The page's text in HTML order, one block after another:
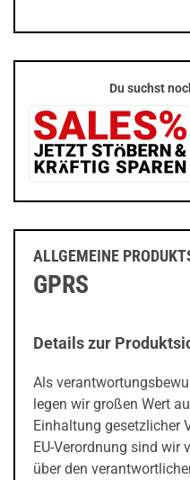
Du suchst
ALLGEMEINE
GPRS
Details zur
Als
legen wir großen Wert
Einhaltung gesetzlicher
EU-Verordnung sind wir
über den